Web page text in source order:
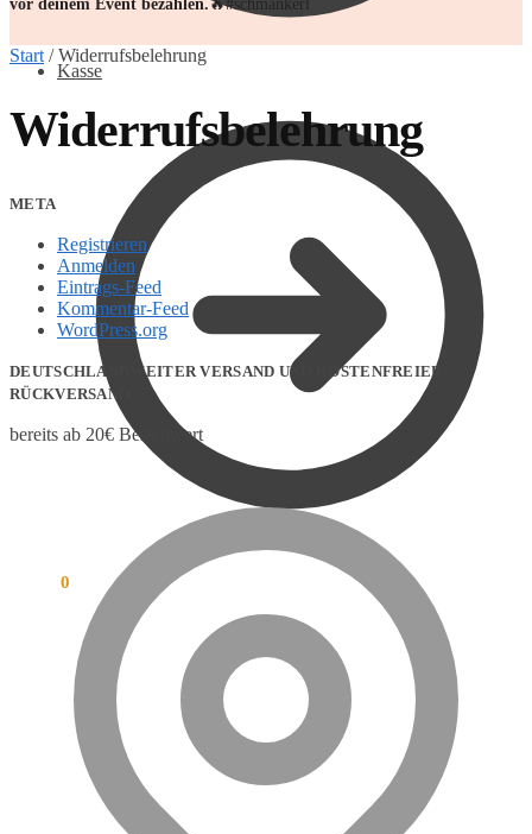
Kasse
0
vor deinem Event bezahlen.🔥#schmankerl
Start /Widerrufsbelehrung
Widerrufsbelehrung
META
Registrieren
Anmelden
Eintrags-Feed
Kommentar-Feed
WordPress.org
DEUTSCHLANDWEITER VERSAND UND KOSTENFREIER
RÜCKVERSAND
bereits ab 20€ Bestellwert